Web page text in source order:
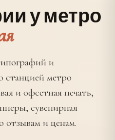
у метро
и
станцией метро
и офсетная печать,
сувенирная
отзывам и ценам.